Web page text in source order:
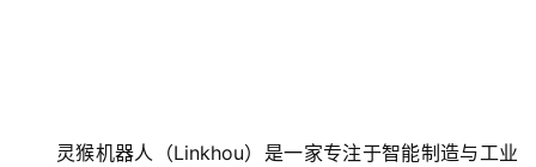
灵猴机器人（Linkhou）是一家专注于智能制造与工业